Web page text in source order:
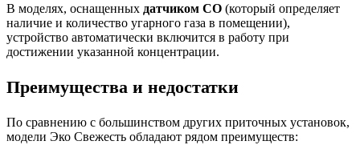
В моделях, оснащенных датчиком CO (который определяет
наличие и количество угарного газа в помещении),
устройство автоматически включится в работу при
достижении указанной концентрации.
Преимущества и недостатки
По сравнению с большинством других приточных установок,
модели Эко Свежесть обладают рядом преимуществ: